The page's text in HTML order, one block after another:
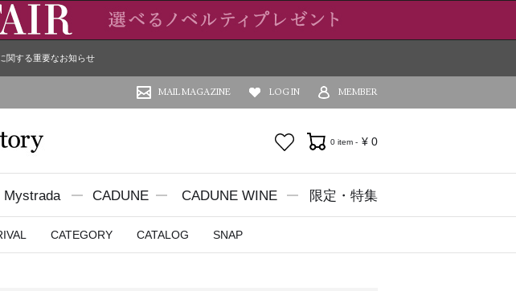
関する重要なお知らせ
MAIL MAGAZINE LOG IN MEMBER
お気に入り0 item - ¥ 0
Mystrada CADUNE CADUNE WINE 限定・特集
CATEGORY CATALOG SNAP